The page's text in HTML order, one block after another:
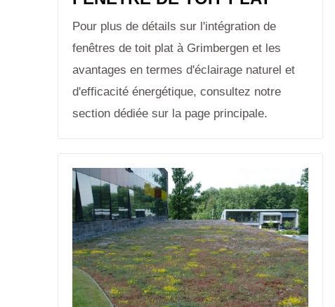
Pour plus de détails sur l'intégration de
fenêtres de toit plat à Grimbergen et les
avantages en termes d'éclairage naturel et
d'efficacité énergétique, consultez notre
section dédiée sur la page principale.